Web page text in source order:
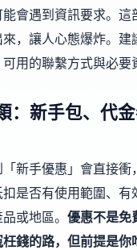
會遇到資訊要求。這
，讓人心態爆炸。建
用的聯繫方式與必要
：新手包、代
新手優惠」會直接衝
是否有使用範圍、有
或地區。 優惠不是免
錢的路，但前提是你